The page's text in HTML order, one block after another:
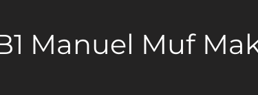
Manuel Muf